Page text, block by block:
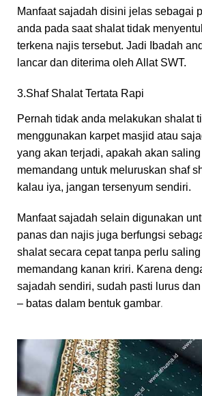
Manfaat sajadah disini jelas sebagai
anda pada saat shalat tidak
terkena najis tersebut. Jadi Ibadah
lancar dan diterima oleh Allat SWT.
3.Shaf Shalat Tertata Rapi
Pernah tidak anda melakukan shalat
menggunakan karpet masjid atau
yang akan terjadi, apakah akan
memandang untuk meluruskan shaf
kalau iya, jangan tersenyum sendiri.
Manfaat sajadah selain digunakan
panas dan najis juga berfungsi
shalat secara cepat tanpa perlu
memandang kanan kriri. Karena
sajadah sendiri, sudah pasti lurus
– batas dalam bentuk gambar.